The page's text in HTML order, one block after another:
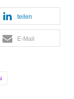
teilen
E-Mail